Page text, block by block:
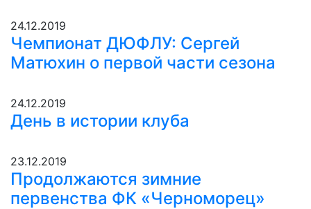
24.12.2019
Чемпионат ДЮФЛУ: Сергей
Матюхин о первой части сезона
24.12.2019
День в истории клуба
23.12.2019
Продолжаются зимние
первенства ФК «Черноморец»